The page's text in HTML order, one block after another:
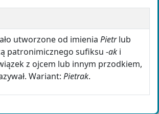
utworzone od imienia Pietrlub
patronimicznego sufiksu -ak i
z ojcem lub innym przodkiem,
Wariant: Pietrak.